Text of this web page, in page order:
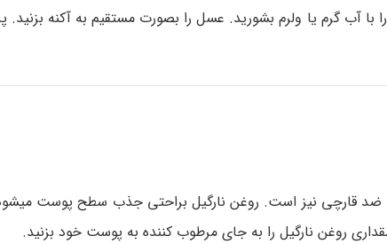
ضد قارچی نیز است. روغن نارگیل براحتی جذب سطح پوست میشود.
روغن نارگیل را به جای مرطوب کننده به پوست خود بزنید.